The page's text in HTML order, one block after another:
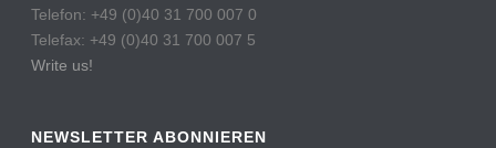
Telefon: +49 (0)40 31 700 007 0
Telefax: +49 (0)40 31 700 007 5
Write us!
NEWSLETTER ABONNIEREN